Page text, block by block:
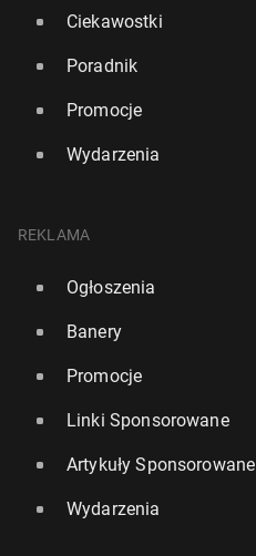
Ciekawostki
Poradnik
Promocje
Wydarzenia
REKLAMA
Ogłoszenia
Banery
Promocje
Linki Sponsorowane
Artykuły Sponsorowane
Wydarzenia